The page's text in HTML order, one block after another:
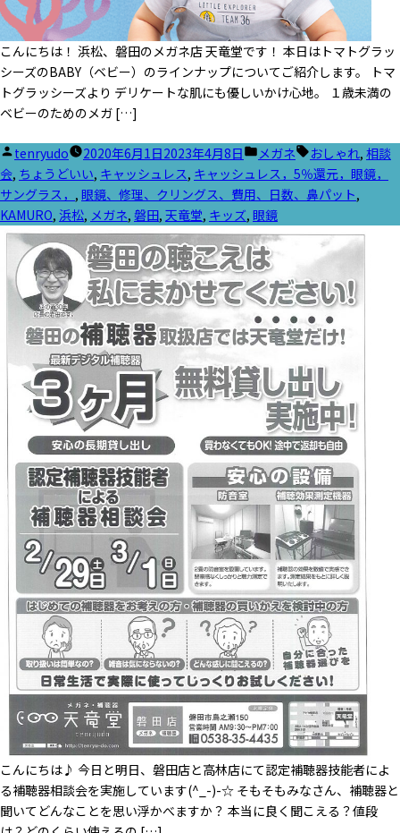
こんにちは！ 浜松、磐田のメガネ店 天竜堂です！ 本日はトマトグラッ
シーズのBABY（ベビー）のラインナップについてご紹介します。 トマ
トグラッシーズより デリケートな肌にも優しいかけ心地。 １歳未満の
ベビーのためのメガ […]
投
稿
者:
tenryudo 2020年6月1日2023年4月8日
カ
テ
ゴ
リ
ー:
メガネ
タ
グ:
おしゃれ, 相談
会, ちょうどいい, キャッシュレス, キャッシュレス，5％還元，眼鏡，
サングラス， , 眼鏡、修理、クリングス、費用、日数、鼻パット,
KAMURO, 浜松, メガネ, 磐田, 天竜堂, キッズ, 眼鏡
こんにちは♪ 今日と明日、磐田店と高林店にて認定補聴器技能者によ
る補聴器相談会を実施しています(^_-)-☆ そもそもみなさん、補聴器と
聞いてどんなことを思い浮かべますか？ 本当に良く聞こえる？値段